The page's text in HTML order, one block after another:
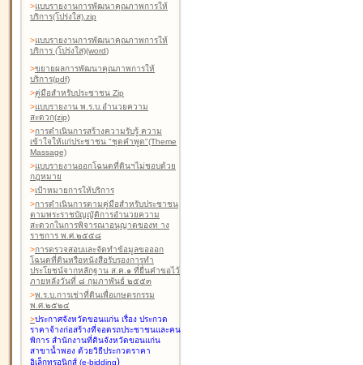
>แบบรายงานการพัฒนาคุณภาพการให้
บริการ(โปร่งใส).zip
>แบบรายงานการพัฒนาคุณภาพการให้
บริการ (โปร่งใส)(word)
>ขยายผลการพัฒนาคุณภาพการให้
บริการ(pdf)
>คู่มือสำหรับประชาชน Zip
>แบบรายงาน พ.ร.บ.อำนวยความ
สะดวก(zip)
>การดำเนินการสร้างความรับรู้ ความ
เข้าใจให้แก่ประชาชน "ชุดคำพูด"(Theme
Massage)
>แบบรายงานออกโฉนดที่ดินฯไม่ชอบด้วย
กฎหมาย
>เป้าหมายการให้บริการ
>การดำเนินการตามคู่มือสำหรับประชาชน
ตามพระราชบัญญัติการอำนวยความ
สะดวกในการพิจารณาอนุญาตของท าง
ราชการ พ.ศ.๒๕๕๘
>การตรวจสอบและจัดทำข้อมูลขอออก
โฉนดที่ดินหรือหนังสือรับรองการทำ
ประโยชน์จากหลักฐาน ส.ค.๑ ที่ยื่นคำขอไว้
ภายหลังวันที่ ๘ กุมภาพันธ์ ๒๕๕๓
>พ.ร.บ.การเช่าที่ดินเพื่อเกษตรกรรม
พ.ศ.๒๕๒๔
>ประกาศจังหวัดขอนแก่น เรื่อง ประกวด
ราคาจ้างก่อสร้างที่จอดรถประชาชนและคน
พิการ สำนักงานที่ดินจังหวัดขอนแก่น
สาขาน้ำพอง ด้วยวิธีประกวดราคา
อิเล็กทรอนิกส์ (e-bidding)